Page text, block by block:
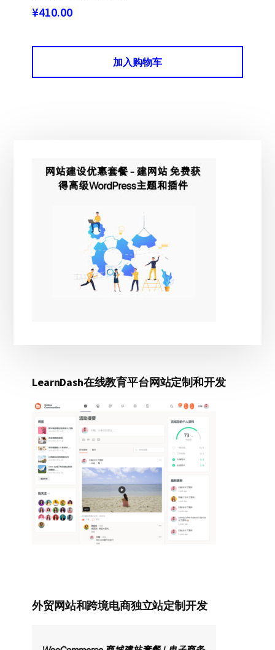
¥410.00
加入购物车
LearnDash在线教育平台网站定制和开发
外贸网站和跨境电商独立站定制开发